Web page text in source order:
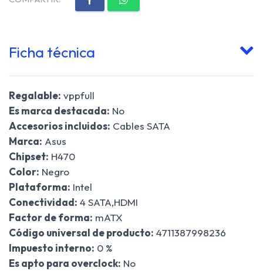
Ficha técnica
Regalable: vppfull
Es marca destacada: No
Accesorios incluidos: Cables SATA
Marca: Asus
Chipset: H470
Color: Negro
Plataforma: Intel
Conectividad: 4 SATA,HDMI
Factor de forma: mATX
Código universal de producto: 4711387998236
Impuesto interno: 0 %
Es apto para overclock: No